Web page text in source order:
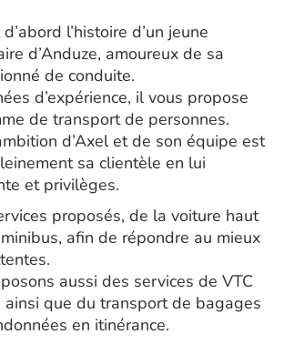
l’histoire d’un jeune
d’Anduze, amoureux de sa
de conduite.
d’expérience, il vous propose
de transport de personnes.
d’Axel et de son équipe est
sa clientèle en lui
et privilèges.
proposés, de la voiture haut
afin de répondre au mieux
aussi des services de VTC
que du transport de bagages
en itinérance.